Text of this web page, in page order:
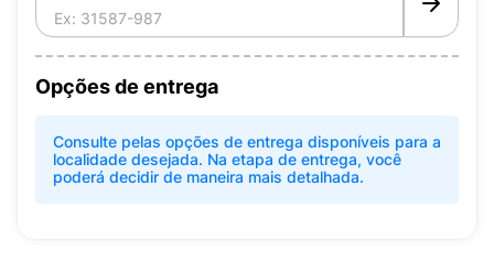
Opções de entrega
Consulte pelas opções de entrega disponíveis para a
localidade desejada. Na etapa de entrega, você
poderá decidir de maneira mais detalhada.